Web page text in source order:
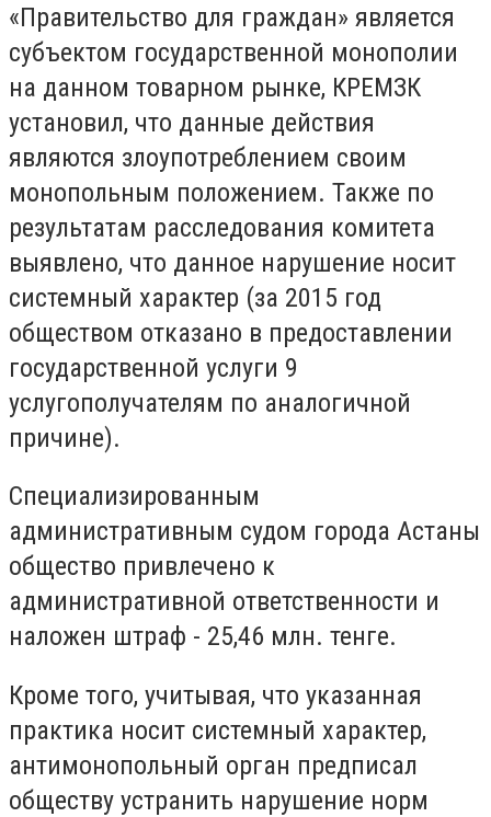
«Правительство для граждан» является
субъектом государственной монополии
на данном товарном рынке, КРЕМЗК
установил, что данные действия
являются злоупотреблением своим
монопольным положением. Также по
результатам расследования комитета
выявлено, что данное нарушение носит
системный характер (за 2015 год
обществом отказано в предоставлении
государственной услуги 9
услугополучателям по аналогичной
причине).
Специализированным
административным судом города Астаны
общество привлечено к
административной ответственности и
наложен штраф - 25,46 млн. тенге.
Кроме того, учитывая, что указанная
практика носит системный характер,
антимонопольный орган предписал
обществу устранить нарушение норм